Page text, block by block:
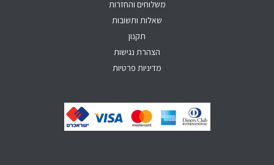
משלוחים והחזרות
שאלות ותשובות
תקנון
הצהרת נגישות
מדיניות פרטיות